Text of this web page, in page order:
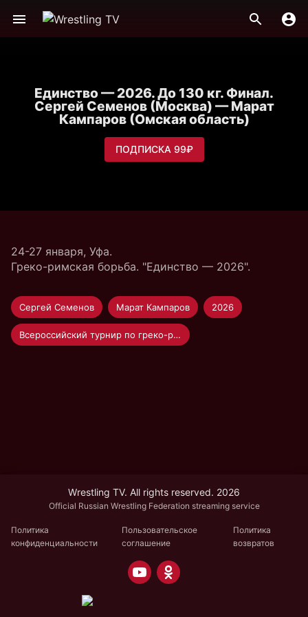
Единство — 2026. До 130 кг. Финал.
Сергей Семенов (Москва) — Марат
Кампаров (Омская область)
ПОДПИСКА 99₽
24-27 января, Уфа.
Греко-римская борьба. "Единство — 2026".
Сергей Семенов Марат Кампаров 2026
Всероссийский турнир по греко-римской борьбе "Единство"
Wrestling TV. All rights reserved. 2026
Official Russian Wrestling Federation streaming service
Политика
конфиденциальности
Пользовательское
соглашение
Политика
возвратов